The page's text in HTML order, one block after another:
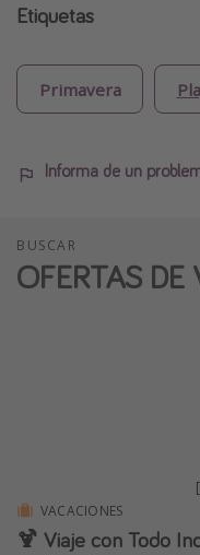
Etiquetas
Primavera
Informa de un
BUSCAR
OFERTAS DE
VACACIONES
🍹 Viaje con Todo